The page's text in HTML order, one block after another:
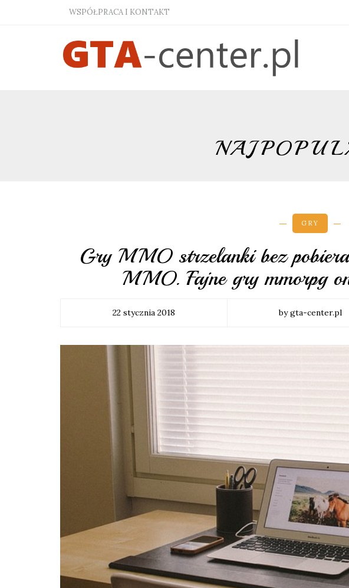
WSPÓŁPRACA I KONTAKT
GRY
Gry MMO strzelanki bez
MMO. Fajne gry mmorpg
22 stycznia 2018 by gta-center.pl